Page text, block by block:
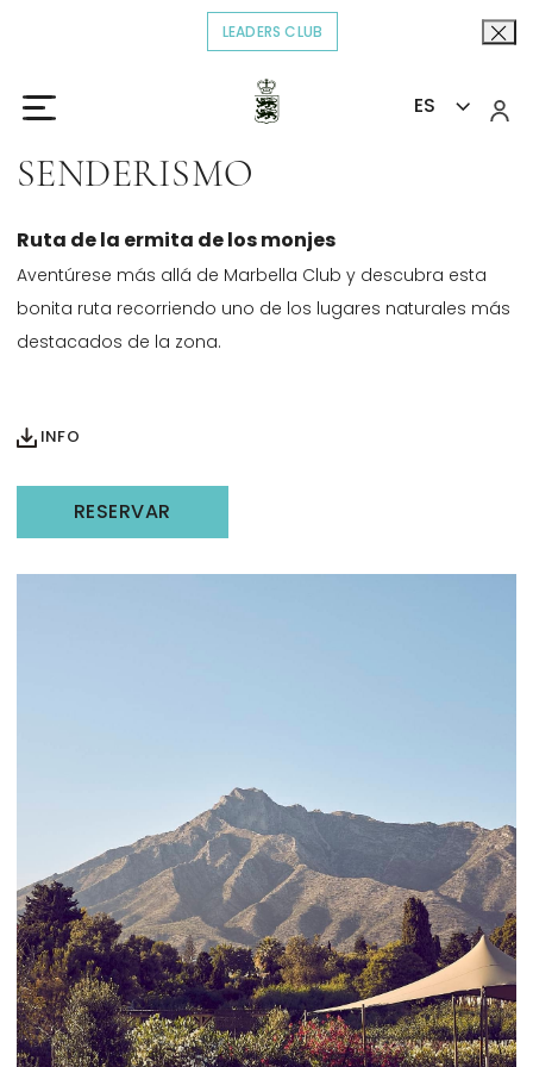
LEADERS CLUB
ES
Inicio Senderismo
SENDERISMO
Ruta de la ermita de los monjes
Aventúrese más allá de Marbella Club y descubra esta
bonita ruta recorriendo uno de los lugares naturales más
destacados de la zona.
INFO
RESERVAR